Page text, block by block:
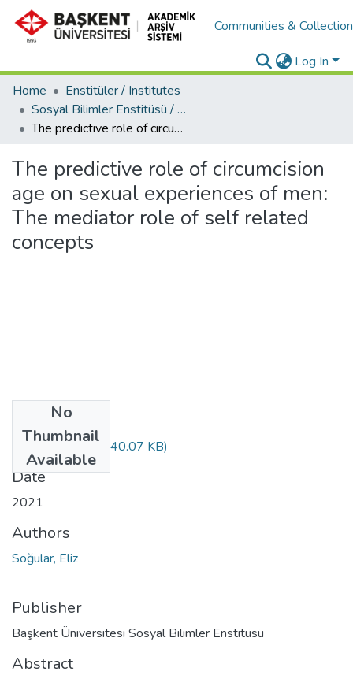
Communities &
Log In
Home
Enstitüler / Institutes
Sosyal Bilimler Enstitüsü / Social Sciences Institute
The predictive role of circumcision age on sexual experiences of men: The mediator role of self related concepts
The predictive role of circumcision
age on sexual experiences of men:
The mediator role of self related
concepts
No
Thumbnail
Available
10379440.pdf(940.07 KB)
Date
2021
Authors
Soğular, Eliz
Publisher
Başkent Üniversitesi Sosyal Bilimler Enstitüsü
Abstract